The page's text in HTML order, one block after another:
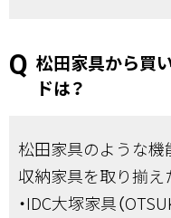
松田家具から買
ドは？
松田家具のような
収納家具を取り揃え
・IDC大塚家具（